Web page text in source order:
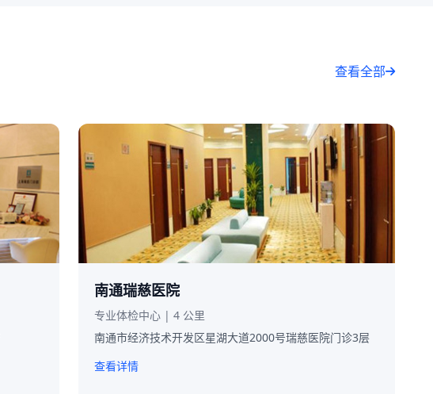
查看全部
南通瑞慈医院
专业体检中心 | 4 公里
南通市经济技术开发区星湖大道2000号瑞慈医院门诊3层
查看详情